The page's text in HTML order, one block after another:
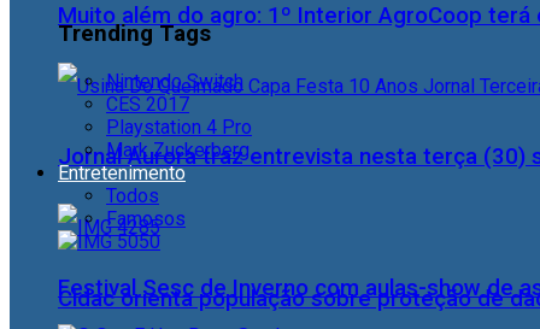
Muito além do agro: 1º Interior AgroCoop
Jornal Aurora traz entrevista nesta terça (30)
Cidac orienta população sobre proteção de
Trending Tags
Nintendo Switch
CES 2017
Playstation 4 Pro
Mark Zuckerberg
Entretenimento
Todos
Famosos
Festival Sesc de Inverno com aulas-show de